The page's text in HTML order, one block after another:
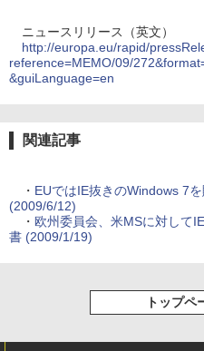
ニュースリリース（英文）
http://europa.eu/rapid/
reference=MEMO/09/
&guiLanguage=en
関連記事
・ EUではIE抜きのWindows 7
(2009/6/12)
・ 欧州委員会、米MSに対して
書 (2009/1/19)
トップペ